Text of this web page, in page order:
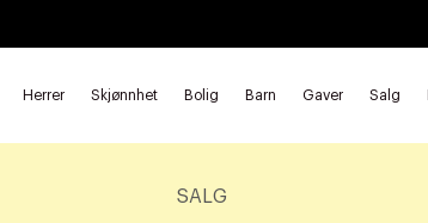
Herrer Skjønnhet Bolig Barn Gaver Salg
SALG